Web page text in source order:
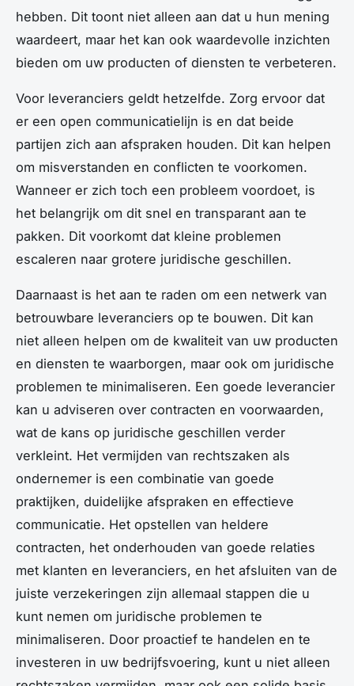
hebben. Dit toont niet alleen aan dat u hun mening
waardeert, maar het kan ook waardevolle inzichten
bieden om uw producten of diensten te verbeteren.
Voor leveranciers geldt hetzelfde. Zorg ervoor dat
er een open communicatielijn is en dat beide
partijen zich aan afspraken houden. Dit kan helpen
om misverstanden en conflicten te voorkomen.
Wanneer er zich toch een probleem voordoet, is
het belangrijk om dit snel en transparant aan te
pakken. Dit voorkomt dat kleine problemen
escaleren naar grotere juridische geschillen.
Daarnaast is het aan te raden om een netwerk van
betrouwbare leveranciers op te bouwen. Dit kan
niet alleen helpen om de kwaliteit van uw producten
en diensten te waarborgen, maar ook om juridische
problemen te minimaliseren. Een goede leverancier
kan u adviseren over contracten en voorwaarden,
wat de kans op juridische geschillen verder
verkleint. Het vermijden van rechtszaken als
ondernemer is een combinatie van goede
praktijken, duidelijke afspraken en effectieve
communicatie. Het opstellen van heldere
contracten, het onderhouden van goede relaties
met klanten en leveranciers, en het afsluiten van de
juiste verzekeringen zijn allemaal stappen die u
kunt nemen om juridische problemen te
minimaliseren. Door proactief te handelen en te
investeren in uw bedrijfsvoering, kunt u niet alleen